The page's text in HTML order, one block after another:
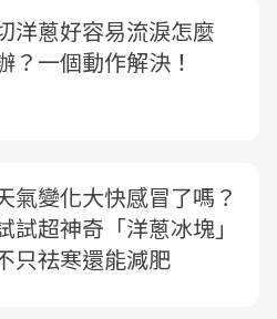
洋蔥好容易流淚怎麼
？一個動作解決！
氣變化大快感冒了嗎？
試超神奇「洋蔥冰塊」
只祛寒還能減肥